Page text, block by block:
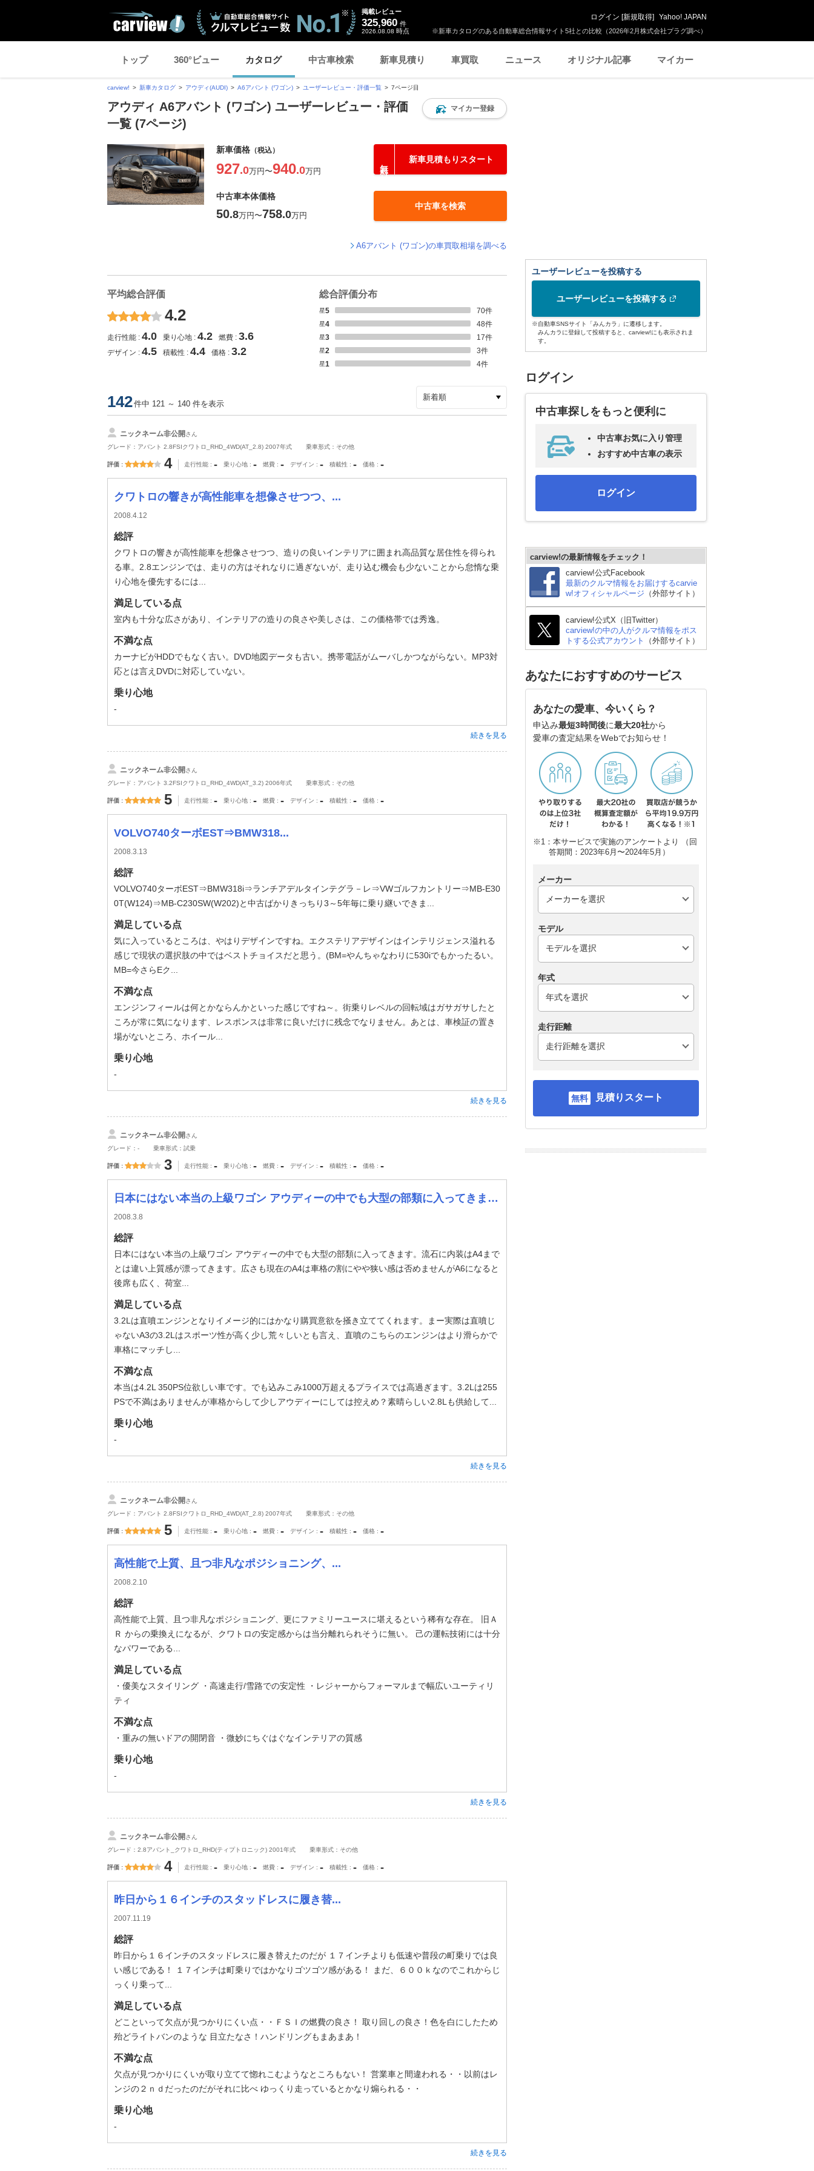
※新車カタログのある自動車総合情報サイト5社との比較（2026年2月株式会社プラグ調べ）
掲載レビュー
325,960 件
2026.08.08 時点
ログイン [新規取得] Yahoo! JAPAN
トップ 360°ビュー カタログ 中古車検索 新車見積り 車買取 ニュース オリジナル記事 マイカー
carview! 新車カタログ アウディ(AUDI) A6アバント (ワゴン) ユーザーレビュー・評価一覧 7ページ目
アウディ A6アバント (ワゴン) ユーザーレビュー・評価
一覧 (7ページ)
マイカー登録
新車価格 （税込）
927.0万円〜940.0万円
新車見積もりスタート
中古車本体価格
50.8万円〜758.0万円
中古車を検索
A6アバント (ワゴン)の車買取相場を調べる
平均総合評価
4.2
走行性能 4.0 乗り心地 4.2 燃費 3.6
デザイン 4.5 積載性 4.4 価格 3.2
総合評価分布
星5 70件
星4
48件
星3
17件
星2
3件
星1
4件
142件中 121 ～ 140 件を表示
ニックネーム非公開さん
グレード：アバント 2.8FSIクワトロ_RHD_4WD(AT_2.8) 2007年式
乗車形式：その他
評価 4 走行性能 - 乗り心地 - 燃費 - デザイン - 積載性 - 価格 -
クワトロの響きが高性能車を想像させつつ、...
2008.4.12
総評
クワトロの響きが高性能車を想像させつつ、造りの良いインテリアに囲まれ高品質な居住性を得られ
る車。2.8エンジンでは、走りの方はそれなりに過ぎないが、走り込む機会も少ないことから怠惰な乗
り心地を優先するには...
満足している点
室内も十分な広さがあり、インテリアの造りの良さや美しさは、この価格帯では秀逸。
不満な点
カーナビがHDDでもなく古い。DVD地図データも古い。携帯電話がムーバしかつながらない。MP3対
応とは言えDVDに対応していない。
乗り心地
-
続きを見る
ニックネーム非公開さん
グレード：アバント 3.2FSIクワトロ_RHD_4WD(AT_3.2) 2006年式
乗車形式：その他
評価 5 走行性能 - 乗り心地 - 燃費 - デザイン - 積載性 - 価格 -
VOLVO740ターボEST⇒BMW318...
2008.3.13
総評
VOLVO740ターボEST⇒BMW318i⇒ランチアデルタインテグラ－レ⇒VWゴルフカントリー⇒MB-E30
0T(W124)⇒MB-C230SW(W202)と中古ばかりきっちり3～5年毎に乗り継いできま...
満足している点
気に入っているところは、やはりデザインですね。エクステリアデザインはインテリジェンス溢れる
感じで現状の選択肢の中ではベストチョイスだと思う。(BM=やんちゃなわりに530iでもかったるい。
MB=今さらEク...
不満な点
エンジンフィールは何とかならんかといった感じですね～。街乗りレベルの回転域はガサガサしたと
ころが常に気になります、レスポンスは非常に良いだけに残念でなりません。あとは、車検証の置き
場がないところ、ホイール...
乗り心地
-
続きを見る
ニックネーム非公開さん
グレード：-
乗車形式：試乗
評価 3 走行性能 - 乗り心地 - 燃費 - デザイン - 積載性 - 価格 -
日本にはない本当の上級ワゴン アウディーの中でも大型の部類に入ってきます。流石に内装はA4までとは違い上質感が漂ってきます。広さも現在のA4は車格の割
2008.3.8
総評
日本にはない本当の上級ワゴン アウディーの中でも大型の部類に入ってきます。流石に内装はA4まで
とは違い上質感が漂ってきます。広さも現在のA4は車格の割にやや狭い感は否めませんがA6になると
後席も広く、荷室...
満足している点
3.2Lは直噴エンジンとなりイメージ的にはかなり購買意欲を掻き立ててくれます。まー実際は直噴じ
ゃないA3の3.2Lはスポーツ性が高く少し荒々しいとも言え、直噴のこちらのエンジンはより滑らかで
車格にマッチし...
不満な点
本当は4.2L 350PS位欲しい車です。でも込みこみ1000万超えるプライスでは高過ぎます。3.2Lは255
PSで不満はありませんが車格からして少しアウディーにしては控えめ？素晴らしい2.8Lも供給して...
乗り心地
-
続きを見る
ニックネーム非公開さん
グレード：アバント 2.8FSIクワトロ_RHD_4WD(AT_2.8) 2007年式
乗車形式：その他
評価 5 走行性能 - 乗り心地 - 燃費 - デザイン - 積載性 - 価格 -
高性能で上質、且つ非凡なポジショニング、...
2008.2.10
総評
高性能で上質、且つ非凡なポジショニング、更にファミリーユースに堪えるという稀有な存在。 旧Ａ
Ｒ からの乗換えになるが、クワトロの安定感からは当分離れられそうに無い。 己の運転技術には十分
なパワーである...
満足している点
・優美なスタイリング ・高速走行/雪路での安定性 ・レジャーからフォーマルまで幅広いユーティリ
ティ
不満な点
・重みの無いドアの開閉音 ・微妙にちぐはぐなインテリアの質感
乗り心地
-
続きを見る
ニックネーム非公開さん
グレード：2.8アバント_クワトロ_RHD(ティプトロニック) 2001年式
乗車形式：その他
評価 4 走行性能 - 乗り心地 - 燃費 - デザイン - 積載性 - 価格 -
昨日から１６インチのスタッドレスに履き替...
2007.11.19
総評
昨日から１６インチのスタッドレスに履き替えたのだが １７インチよりも低速や普段の町乗りでは良
い感じである！ １７インチは町乗りではかなりゴツゴツ感がある！ まだ、６００ｋなのでこれからじ
っくり乗って...
満足している点
どこといって欠点が見つかりにくい点・・ＦＳＩの燃費の良さ！ 取り回しの良さ！色を白にしたため
殆どライトバンのような 目立たなさ！ハンドリングもまあまあ！
不満な点
欠点が見つかりにくいが取り立てて惚れこむようなところもない！ 営業車と間違われる・・以前はレ
ンジの２ｎｄだったのだがそれに比べ ゆっくり走っているとかなり煽られる・・
乗り心地
-
続きを見る
ユーザーレビューを投稿する
ユーザーレビューを投稿する
※自動車SNSサイト「みんカラ」に遷移します。
みんカラに登録して投稿すると、carview!にも表示されま
す。
ログイン
中古車探しをもっと便利に
中古車お気に入り管理
おすすめ中古車の表示
ログイン
carview!の最新情報をチェック！
carview!公式Facebook
最新のクルマ情報をお届けするcarvie
w!オフィシャルページ （外部サイト）
carview!公式X（旧Twitter）
carview!の中の人がクルマ情報をポス
トする公式アカウント
（外部サイト）
あなたにおすすめのサービス
あなたの愛車、今いくら？
申込み最短3時間後に最大20社から
愛車の査定結果をWebでお知らせ！
※1：本サービスで実施のアンケートより （回
答期間：2023年6月〜2024年5月）
メーカー
モデル
年式
走行距離
見積りスタート